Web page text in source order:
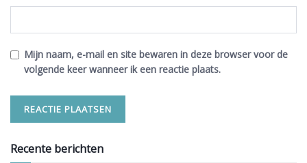
Mijn naam, e-mail en site bewaren in deze browser voor de
volgende keer wanneer ik een reactie plaats.
Recente berichten